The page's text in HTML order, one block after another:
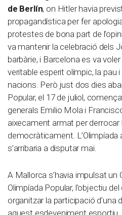
de Berlín, on Hitler havia
propagandística per fer
protestes de bona part de
va mantenir la celebració dels
barbàrie, i Barcelona es va
veritable esperit olímpic, la pau
nacions. Però just dos dies
Popular, el 17 de juliol,
generals Emilio Mola i
aixecament armat per derrocar
democràticament.
s’arribaria a disputar mai.
A Mallorca s’havia impulsat un
Olimpíada Popular, l’objectiu
organitzar la participació d’una